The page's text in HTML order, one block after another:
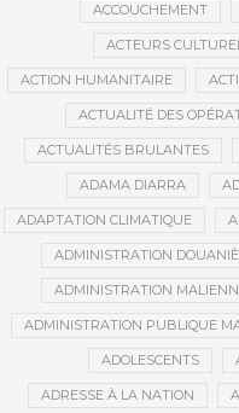
ACCOUCHEMENT
ACTEURS
ACTION HUMANITAIRE
ACTUALITÉ DES
ACTUALITÉS BRULANTES
ADAMA DIARRA
ADAPTATION CLIMATIQUE
ADMINISTRATION
ADMINISTRATION
ADMINISTRATION PUBLIQUE
ADOLESCENTS
ADRESSE À LA NATION